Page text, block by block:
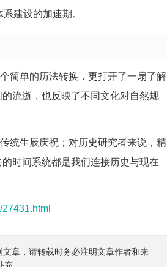
建设的加速期。
简单的历法转换，更打开了一扇了解
流逝，也反映了不同文化对自然规
统生辰庆祝；对历史研究者来说，精
时间系统都是我们连接历史与现在
章，请转载时务必注明文章作者和来